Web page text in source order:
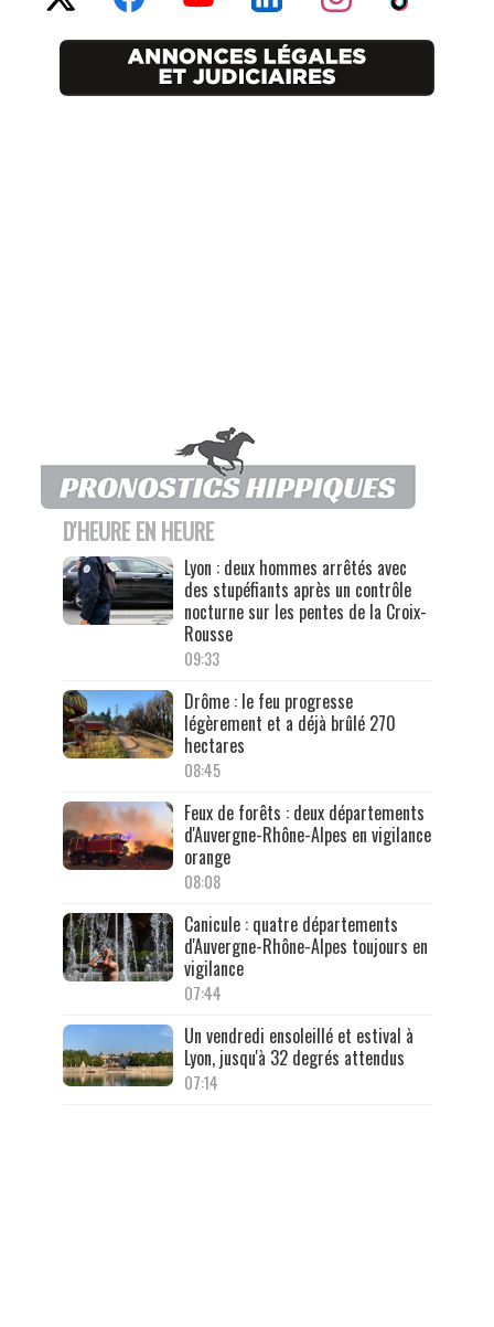
D'HEURE EN HEURE
Lyon : deux hommes arrêtés avec
des stupéfiants après un contrôle
nocturne sur les pentes de la Croix-
Rousse
09:33
Drôme : le feu progresse
légèrement et a déjà brûlé 270
hectares
08:45
Feux de forêts : deux départements
d'Auvergne-Rhône-Alpes en vigilance
orange
08:08
Canicule : quatre départements
d'Auvergne-Rhône-Alpes toujours en
vigilance
07:44
Un vendredi ensoleillé et estival à
Lyon, jusqu'à 32 degrés attendus
07:14